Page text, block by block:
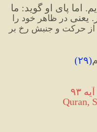
یعنی
(۲۹)
Quran,